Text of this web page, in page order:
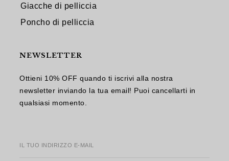
Giacche di pelliccia
Poncho di pelliccia
NEWSLETTER
Ottieni 10% OFF quando ti iscrivi alla nostra
newsletter inviando la tua email! Puoi cancellarti in
qualsiasi momento.
IL TUO INDIRIZZO E-MAIL